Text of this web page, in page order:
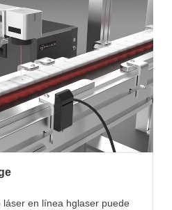
en línea hglaser puede